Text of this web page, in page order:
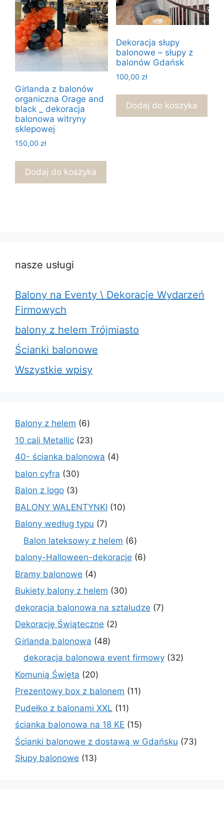
Girlanda z balonów
organiczna Orage and
black _ dekoracja
balonowa witryny
sklepowej
150,00 zł
Dodaj do koszyka
Dekoracja słupy
balonowe – słupy z
balonów Gdańsk
100,00 zł
Dodaj do koszyka
nasze usługi
Balony na Eventy \ Dekoracje Wydarzeń
Firmowych
balony z helem Trójmiasto
Ścianki balonowe
Wszystkie wpisy
Balony z helem 66
produktów
10 cali Metallic 2323
produkty
40- ścianka balonowa 44
balon cyfra 3030
produktów
Balon z logo 33
produkty
BALONY WALENTYNKI 1010
Balony według typu 77
produktów
Balon lateksowy z helem 66
produktów
balony-Halloween-dekoracje 66
Bramy balonowe 44
produkty
Bukiety balony z helem 3030
produktów
dekoracja balonowa na sztaludze 77
Dekorację Świąteczne 22
Girlanda balonowa 4848
produktów
dekoracja balonowa event firmowy 3232
Komunią Święta 2020
produktów
Prezentowy box z balonem 1111
Pudełko z balonami XXL 1111
produktów
ścianka balonowa na 18 KE 1515
produktów
Ścianki balonowe z dostawą w Gdańsku 7373
Słupy balonowe 1313